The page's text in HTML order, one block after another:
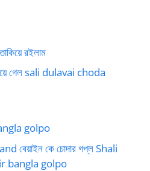
রইলাম
হয়ে গেল sali dulavai choda
golpo
and বেয়াইন কে চোদার গপ্ল Shali
bangla golpo